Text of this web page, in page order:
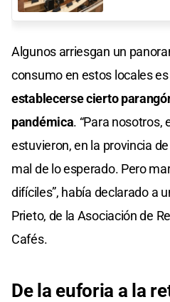
Algunos arriesgan un
consumo en estos locales
establecerse cierto
pandémica. “Para nosotros,
estuvieron, en la provincia
mal de lo esperado. Pero
difíciles”, había declarado a
Prieto, de la Asociación de
Cafés.
De la euforia a la